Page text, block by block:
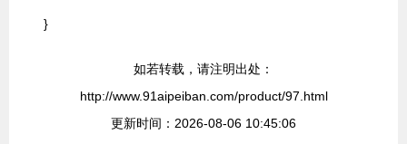
}
如若转载，请注明出处：
http://www.91aipeiban.com/product/97.html
更新时间：2026-08-06 10:45:06